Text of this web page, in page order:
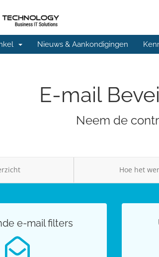
Nieuws & Aankondigingen
E-mail
Neem de
Hoe het
e-mail filters